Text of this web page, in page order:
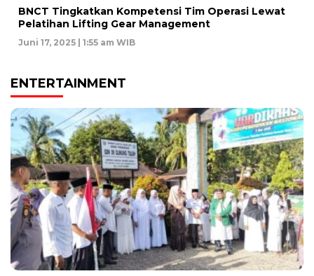
BNCT Tingkatkan Kompetensi Tim Operasi Lewat
Pelatihan Lifting Gear Management
Juni 17, 2025 | 1:55 am WIB
ENTERTAINMENT